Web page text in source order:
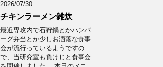
2026/07/30
チキンラーメン雑炊
最近専攻内で石狩鍋とかハンバ
ーグ弁当とか少しお洒落な食事
会が流行っているようですの
で、当研究室も負けじと食事会